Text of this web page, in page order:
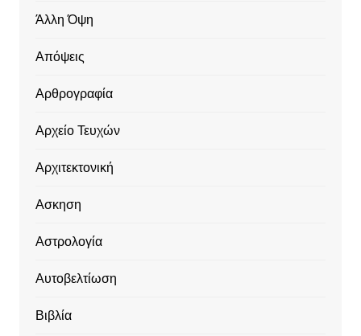
Άλλη Όψη
Απόψεις
Αρθρογραφία
Αρχείο Τευχών
Αρχιτεκτονική
Ασκηση
Αστρολογία
Αυτοβελτίωση
Βιβλία